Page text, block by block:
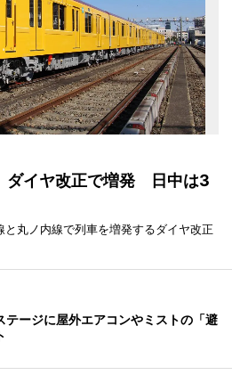
ダイヤ改正で増発 日中は3
丸ノ内線で列車を増発するダイヤ改正
テージに屋外エアコンやミストの「避